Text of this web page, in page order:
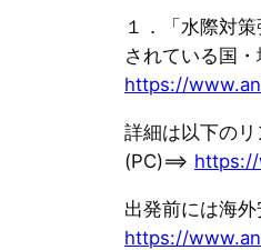
１．「水際対
されている国
https://
詳細は以下のリ
(PC)==> https://
出発前には海
https://